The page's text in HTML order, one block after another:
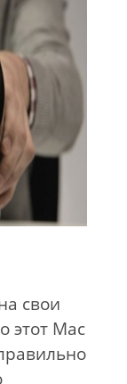
свои
этот Mac